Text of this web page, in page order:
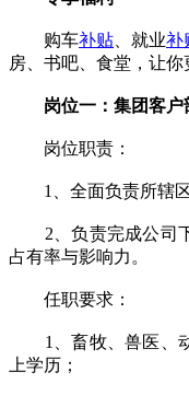
购车补贴 、就业补
房、书吧、食堂，让你
岗位一：集团客户
岗位职责：
1、全面负责所辖区
2、负责完成公司下
占有率与影响力。
任职要求：
1、畜牧、兽医、动
上学历；